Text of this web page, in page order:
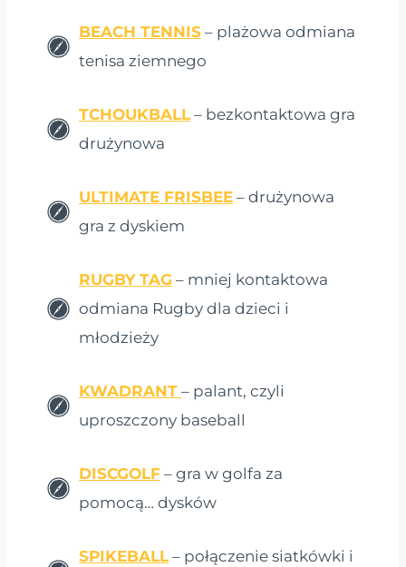
BEACH TENNIS – plażowa odmiana
tenisa ziemnego
TCHOUKBALL– bezkontaktowa gra
drużynowa
ULTIMATE FRISBEE – drużynowa
gra z dyskiem
RUGBY TAG – mniej kontaktowa
odmiana Rugby dla dzieci i
młodzieży
KWADRANT – palant, czyli
uproszczony baseball
DISCGOLF – gra w golfa za
pomocą… dysków
SPIKEBALL– połączenie siatkówki i